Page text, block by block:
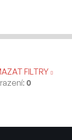
FILTRY
0